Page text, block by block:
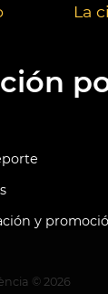
La
y
© 2026